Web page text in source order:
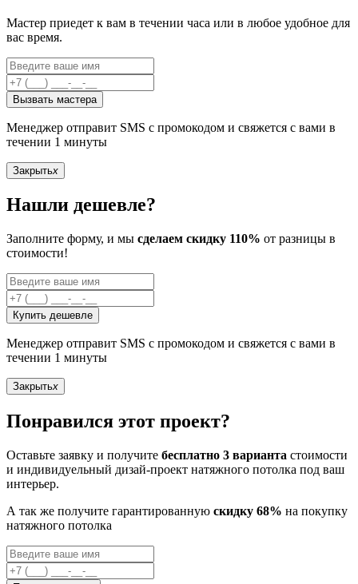
Мастер приедет к вам в течении часа или в любое удобное для
вас время.
Вызвать мастера
Менеджер отправит SMS с промокодом и свяжется с вами в
течении 1 минуты
Закрытьx
Нашли дешевле?
Заполните форму, и мы сделаем скидку 110% от разницы в
стоимости!
Купить дешевле
Менеджер отправит SMS с промокодом и свяжется с вами в
течении 1 минуты
Закрытьx
Понравился этот проект?
Оставьте заявку и получите бесплатно 3 варианта стоимости
и индивидуельный дизай-проект натяжного потолка под ваш
интерьер.
А так же получите гарантированную скидку 68% на покупку
натяжного потолка